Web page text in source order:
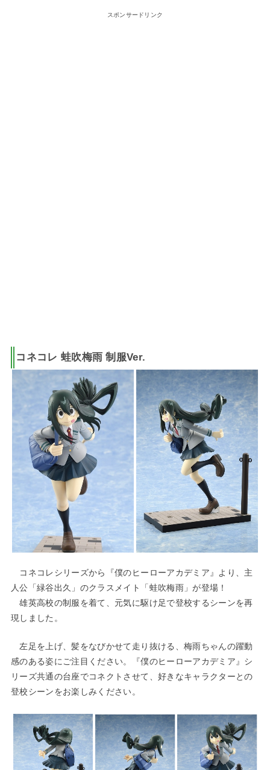
スポンサードリンク
コネコレ 蛙吹梅雨 制服Ver.
コネコレシリーズから『僕のヒーローアカデミア』より、主
人公「緑谷出久」のクラスメイト「蛙吹梅雨」が登場！
雄英高校の制服を着て、元気に駆け足で登校するシーンを再
現しました。
左足を上げ、髪をなびかせて走り抜ける、梅雨ちゃんの躍動
感のある姿にご注目ください。『僕のヒーローアカデミア』シ
リーズ共通の台座でコネクトさせて、好きなキャラクターとの
登校シーンをお楽しみください。